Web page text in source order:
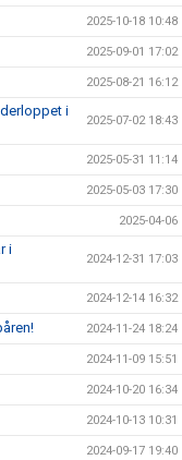
2025-10-18 10:48
2025-09-01 17:02
2025-08-21 16:12
i
2025-07-02 18:43
2025-05-31 11:14
2025-05-03 17:30
2025-04-06
i
2024-12-31 17:03
2024-12-14 16:32
2024-11-24 18:24
2024-11-09 15:51
2024-10-20 16:34
2024-10-13 10:31
2024-09-17 19:40